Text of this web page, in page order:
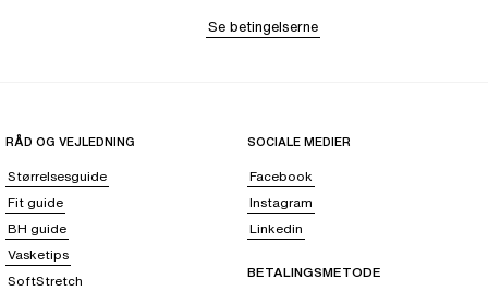
Se betingelserne
RÅD OG VEJLEDNING
Størrelsesguide
Fit guide
BH guide
Vasketips
SoftStretch
SOCIALE MEDIER
Facebook
Instagram
Linkedin
BETALINGSMETODE